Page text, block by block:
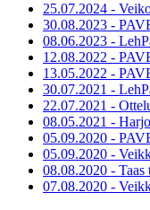
25.07.2024 -
30.08.2023 -
08.06.2023 -
12.08.2022 -
13.05.2022 -
30.07.2021 -
22.07.2021 -
08.05.2021 -
05.09.2020 -
05.09.2020 -
08.08.2020 - Taas
07.08.2020 -